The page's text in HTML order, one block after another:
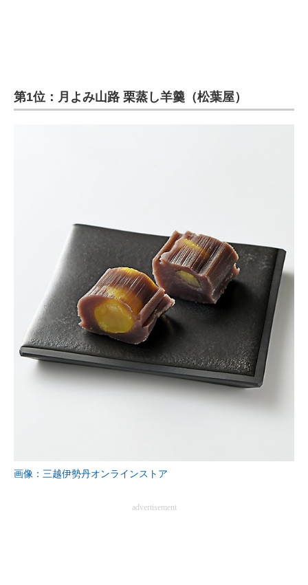
第1位：月よみ山路 栗蒸し羊羹（松葉屋）
画像：三越伊勢丹オンラインストア
advertisement